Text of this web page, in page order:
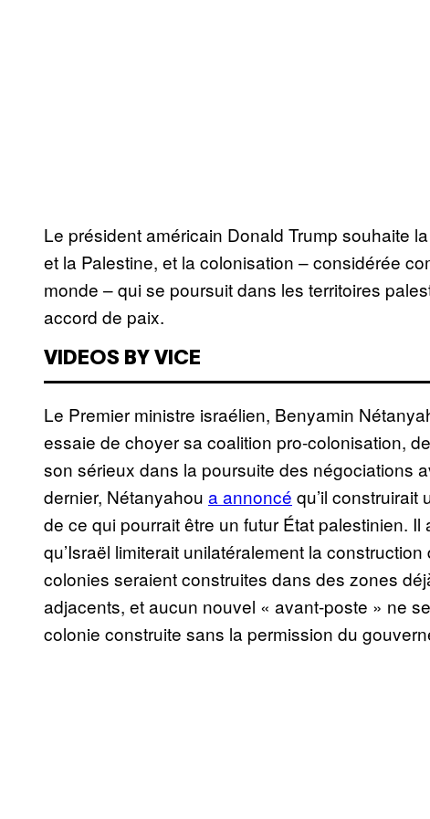
Le président américain Donald Trump souhaite
et la Palestine, et la colonisation – considérée
monde – qui se poursuit dans les territoires
accord de paix.
VIDEOS BY VICE
Le Premier ministre israélien, Benyamin
essaie de choyer sa coalition pro-colonisation,
son sérieux dans la poursuite des négociations
dernier, Nétanyahou a annoncé qu’il
de ce qui pourrait être un futur État palestinien.
qu’Israël limiterait unilatéralement la
colonies seraient construites dans des zones
adjacents, et aucun nouvel « avant-poste » ne
colonie construite sans la permission du